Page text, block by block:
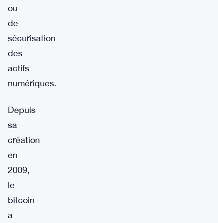
ou
de
sécurisation
des
actifs
numériques.
Depuis
sa
création
en
2009,
le
bitcoin
a